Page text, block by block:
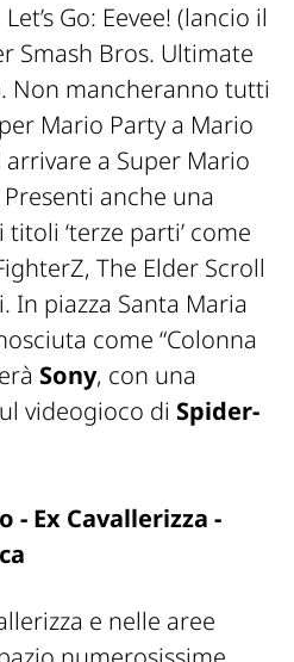
Go: Eevee! (lancio il
Smash Bros. Ultimate
Non mancheranno tutti
Mario Party a Mario
a Super Mario
anche una
‘terze parti’ come
The Elder Scroll
In piazza Santa Maria
come “Colonna
Sony, con una
videogioco di Spider-
- Ex Cavallerizza -
e nelle aree